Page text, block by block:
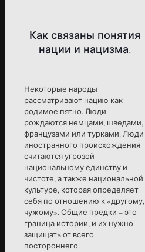
Как связаны понятия
нации и нацизма.
Некоторые народы
рассматривают нацию как
родимое пятно. Люди
рождаются немцами, шведами,
французами или турками. Люди
иностранного происхождения
считаются угрозой
национальному единству и
чистоте, а также национальной
культуре, которая определяет
себя по отношению к «другому,
чужому». Общие предки – это
граница истории, и их нужно
защищать от всего
постороннего.